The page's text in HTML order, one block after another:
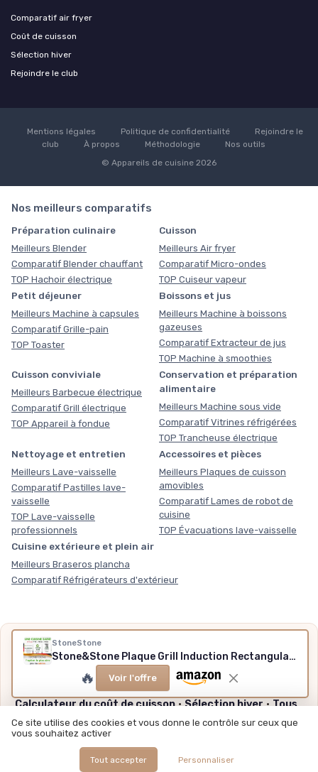
StoneStone
Stone&Stone Plaque Grill Induction Rectangulaire 47 cm avec Pince, Plaque BBQ Antiadhésive avec Revêtement Céramique Allemand, Fond en Acier Plein, Compatible Gaz et Four, Sans PFAS, PFOA et PTFE
🔥 Voir l'offre
Comparatif air fryer
Coût de cuisson
Sélection hiver
Rejoindre le club
Mentions légales Politique de confidentialité
Rejoindre le
club
À propos Méthodologie
Nos outils
© Appareils de cuisine 2026
Nos meilleurs comparatifs
Préparation culinaire
Meilleurs Blender
Comparatif Blender chauffant
TOP Hachoir électrique
Cuisson
Meilleurs Air fryer
Comparatif Micro-ondes
TOP Cuiseur vapeur
Petit déjeuner
Meilleurs Machine à capsules
Comparatif Grille-pain
TOP Toaster
Boissons et jus
Meilleurs Machine à boissons
gazeuses
Comparatif Extracteur de jus
TOP Machine à smoothies
Cuisson conviviale
Meilleurs Barbecue électrique
Comparatif Grill électrique
TOP Appareil à fondue
Conservation et préparation
alimentaire
Meilleurs Machine sous vide
Comparatif Vitrines réfrigérées
TOP Trancheuse électrique
Nettoyage et entretien
Meilleurs Lave-vaisselle
Comparatif Pastilles lave-
vaisselle
TOP Lave-vaisselle
professionnels
Accessoires et pièces
Meilleurs Plaques de cuisson
amovibles
Comparatif Lames de robot de
cuisine
TOP Évacuations lave-vaisselle
Cuisine extérieure et plein air
Meilleurs Braseros plancha
Comparatif Réfrigérateurs d'extérieur
Nos outils gratuits
Des chiffres plutôt que des impressions, sans inscription,
méthode et sources expliquées.
Calculateur du coût de cuisson·Sélection hiver·Tous
nos outils
Ce site utilise des cookies et vous donne le contrôle sur ceux que
vous souhaitez activer
Tout accepter Personnaliser